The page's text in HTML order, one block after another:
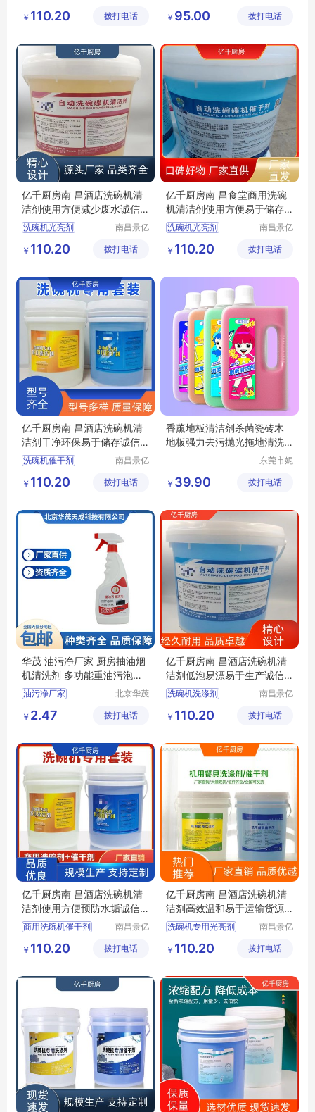
洗碗机清洁剂厂家
商用洗碗机催干剂厂家
有限公司
￥ 110.20 拨打电话
洗碗机催干剂
洗碗机催干剂厂家
有限公司
￥ 95.00 拨打电话
亿千厨房南 昌酒店洗碗机清
洁剂使用方便减少废水诚信
经营
洗碗机光亮剂
洗碗机清洁剂厂家
洗碗机专用光亮剂厂家
南昌景亿
有限公司
￥ 110.20 拨打电话
亿千厨房南 昌食堂商用洗碗
机清洁剂使用方便易于储存
诚信经营
洗碗机光亮剂
洗碗机清洁剂厂家
商用洗碗机光亮剂厂家
南昌景亿
有限公司
￥ 110.20 拨打电话
亿千厨房南 昌酒店洗碗机清
洁剂干净环保易于储存诚信
经营
洗碗机催干剂
商用洗碗机洗涤剂
洗碗机催干剂厂家
南昌景亿
有限公司
￥ 110.20 拨打电话
香薰地板清洁剂杀菌瓷砖木
地板强力去污抛光拖地清洗
东莞市妮
品有限公
￥ 39.90 拨打电话
华茂 油污净厂家 厨房抽油烟
机清洗剂 多功能重油污泡沫
清洁剂
油污净厂家
厨房清洗剂
多功能清洁剂
北京华茂
发展有限
￥ 2.47 拨打电话
亿千厨房南 昌酒店洗碗机清
洁剂低泡易漂易于生产诚信
经营
洗碗机洗涤剂
商用洗碗机洗涤剂
商用洗碗机催干剂厂家
南昌景亿
有限公司
￥ 110.20 拨打电话
亿千厨房南 昌酒店洗碗机清
洁剂使用方便预防水垢诚信
经营
商用洗碗机催干剂
洗碗机光亮剂厂家
洗碗机专用光亮剂厂家
南昌景亿
有限公司
￥ 110.20 拨打电话
亿千厨房南 昌酒店洗碗机清
洁剂高效温和易于运输货源
稳定
洗碗机专用光亮剂
洗碗机催干剂厂家
商用洗碗机光亮剂厂家
南昌景亿
有限公司
￥ 110.20 拨打电话